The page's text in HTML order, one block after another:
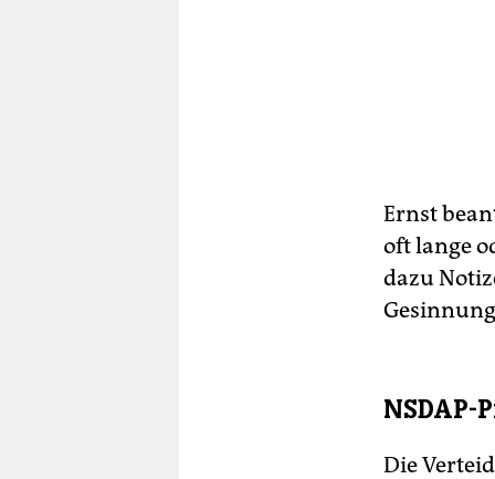
Ernst
oft lange
dazu
NSDAP-
Die